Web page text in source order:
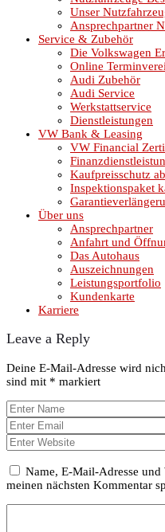
Unser
Ansprechpartner
Service & Zubehör
Die Volkswagen
Online
Audi Zubehör
Audi Service
Werkstattservice
Dienstleistungen
VW Bank & Leasing
VW Financial
Kaufpreisschutz
Inspektionspaket
Über uns
Ansprechpartner
Anfahrt und
Das Autohaus
Auszeichnungen
Leistungsportfolio
Kundenkarte
Karriere
Leave a Reply
Deine E-Mail-Adresse wird
sind mit * markiert
Name, E-Mail-Adresse
meinen nächsten Kommentar